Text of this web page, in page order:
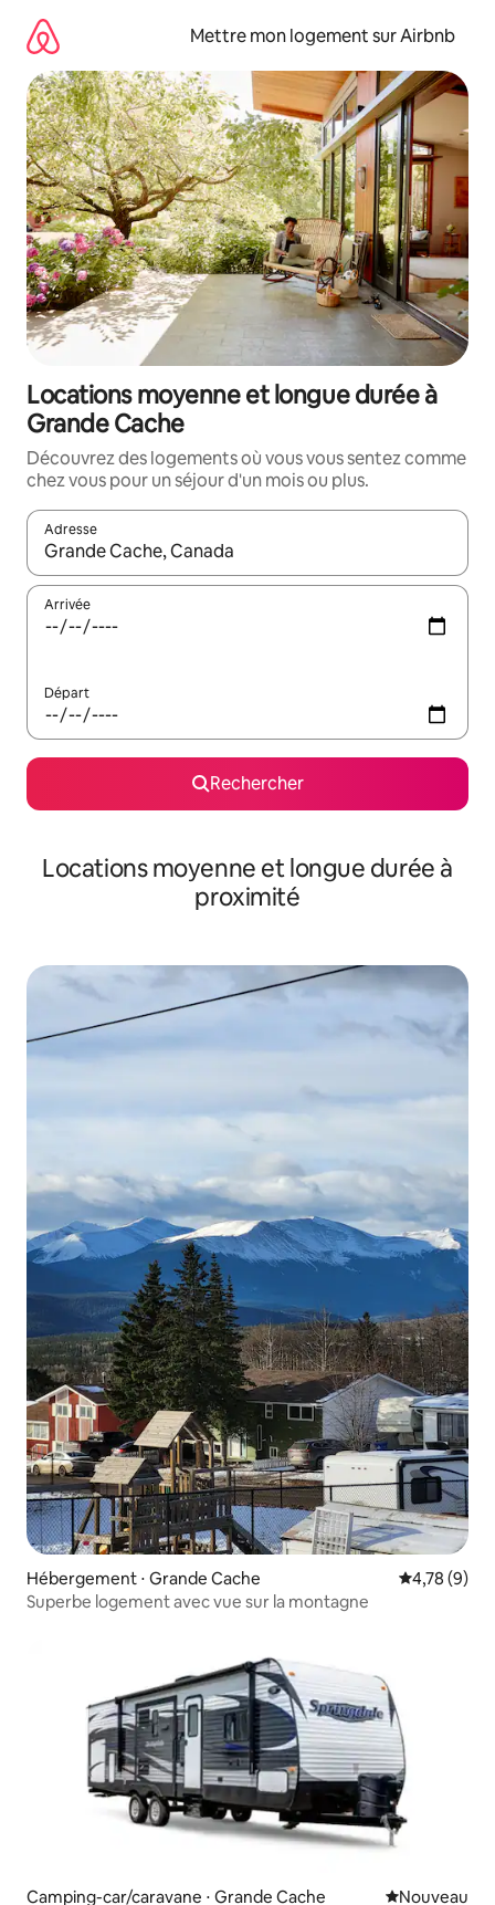
directement
contenu
Mettre mon logement sur Airbnb
Locations moyenne et longue durée à
Grande Cache
Découvrez des logements où vous vous sentez comme
chez vous pour un séjour d'un mois ou plus.
Adresse
Lorsque les résultats s'affichent, utilisez les flèches vers le
Arrivée
Départ
Rechercher
Locations moyenne et longue durée à
proximité
Hébergement ⋅ Grande Cache Évaluation
4,78 (9)
Superbe logement avec vue sur la montagne
Camping-car/caravane ⋅ Grande Cache Nouvel
Nouveau